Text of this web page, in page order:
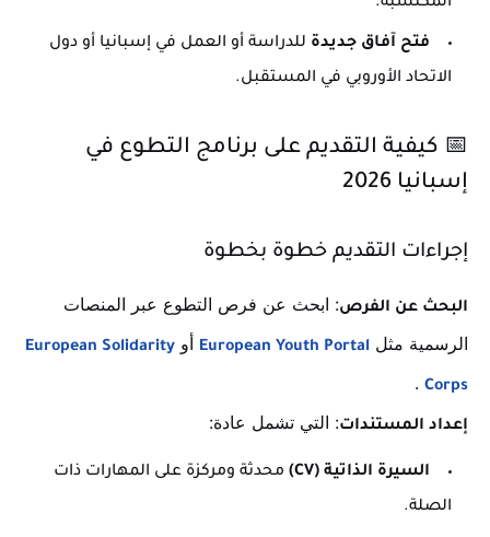
فتح آفاق جديدة للدراسة أو العمل في إسبانيا أو دول
الاتحاد الأوروبي في المستقبل.
📅 كيفية التقديم على برنامج التطوع في
إسبانيا 2026
إجراءات التقديم خطوة بخطوة
البحث عن الفرص: ابحث عن فرص التطوع عبر المنصات
الرسمية مثل European Youth Portal أو European Solidarity
Corps
.
إعداد المستندات: التي تشمل عادة:
السيرة الذاتية (CV)
محدثة ومركزة على المهارات ذات
الصلة.